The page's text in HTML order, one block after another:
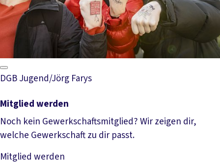
DGB Jugend/Jörg Farys
Mitglied werden
Noch kein Gewerkschaftsmitglied? Wir zeigen dir,
welche Gewerkschaft zu dir passt.
Mitglied werden